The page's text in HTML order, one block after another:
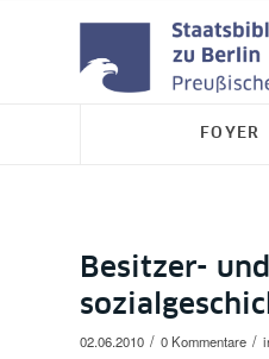
FOYER
Besitzer-
02.06.2010 / 0 Kommentare /